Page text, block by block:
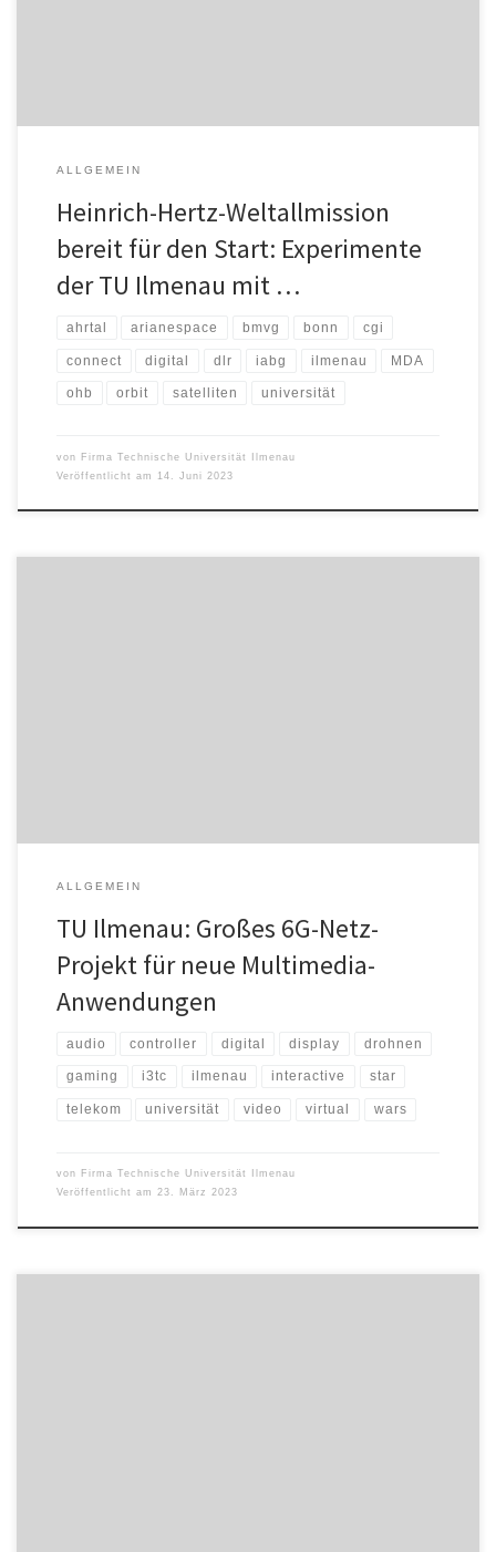
ALLGEMEIN
Heinrich-Hertz-Weltallmission
bereit für den Start: Experimente
der TU Ilmenau mit …
ahrtal arianespace bmvg bonn cgi
connect digital dlr iabg ilmenau MDA
ohb orbit satelliten universität
von Firma Technische Universität Ilmenau
Veröffentlicht am
14. Juni 2023
ALLGEMEIN
TU Ilmenau: Großes 6G-Netz-
Projekt für neue Multimedia-
Anwendungen
audio controller digital display drohnen
gaming i3tc ilmenau interactive star
telekom universität video virtual wars
von Firma Technische Universität Ilmenau
Veröffentlicht am 23. März 2023